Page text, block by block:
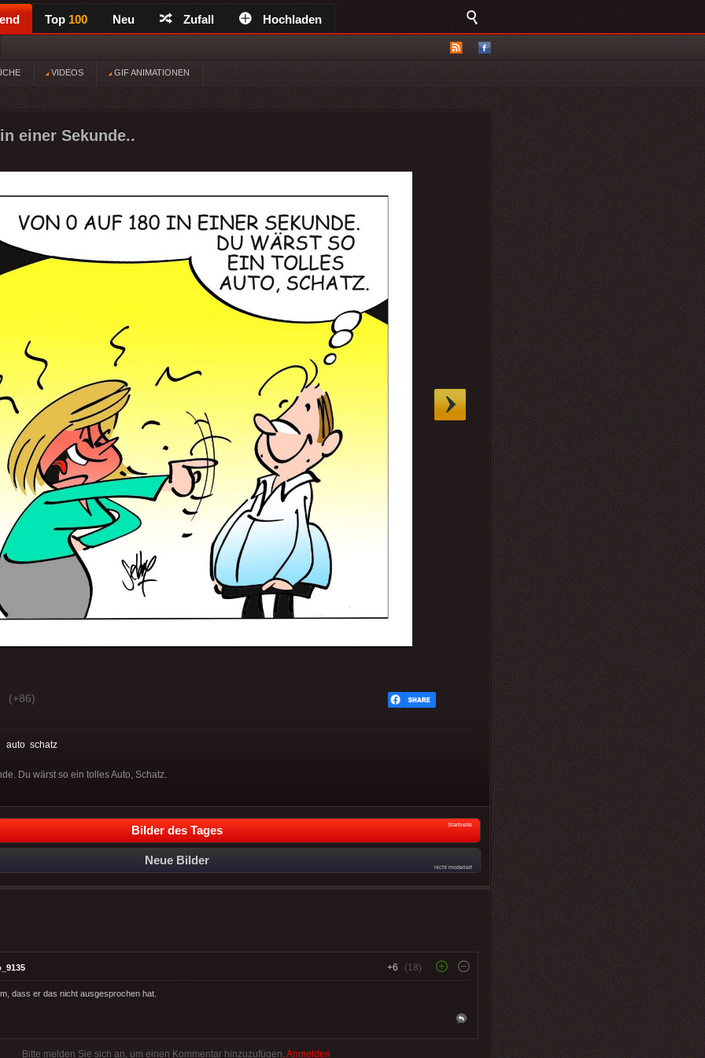
Top 100 Neu Zufall Hochladen
VIDEOS GIF ANIMATIONEN
einer Sekunde..
(+86)
auto schatz
Du wärst so ein tolles Auto, Schatz.
Bilder des Tages Startseite
Neue Bilder
nicht moderiert
+6 (18)
dass er das nicht ausgesprochen hat.
Bitte melden Sie sich an, um einen Kommentar hinzuzufügen. Anmelden